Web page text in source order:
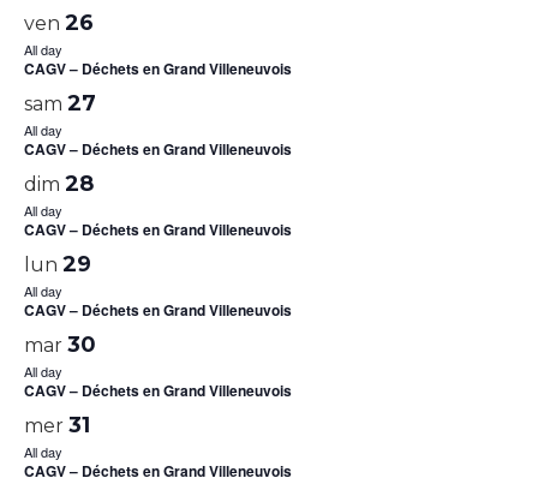
ven 26
All day
CAGV – Déchets en Grand Villeneuvois
sam 27
All day
CAGV – Déchets en Grand Villeneuvois
dim 28
All day
CAGV – Déchets en Grand Villeneuvois
lun 29
All day
CAGV – Déchets en Grand Villeneuvois
mar 30
All day
CAGV – Déchets en Grand Villeneuvois
mer 31
All day
CAGV – Déchets en Grand Villeneuvois